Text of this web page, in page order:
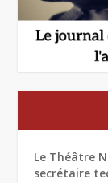
Le Théâtre
secrétaire